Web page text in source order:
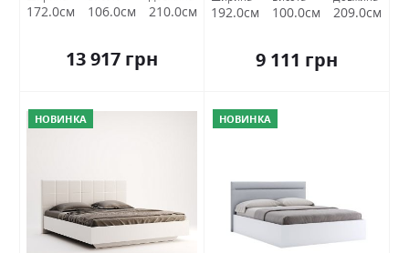
172.0см 106.0см 210.0см
13 917 грн
192.0см 100.0см 209.0см
9 111 грн
НОВИНКА НОВИНКА